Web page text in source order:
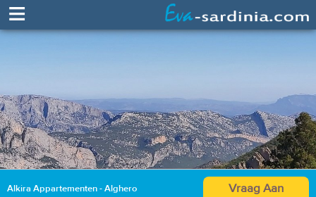
≡
Alkira Appartementen - Alghero Vraag Aan